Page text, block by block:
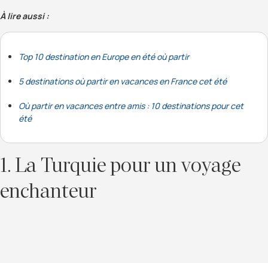
À lire aussi :
Top 10 destination en Europe en été où partir
5 destinations où partir en vacances en France cet été
Où partir en vacances entre amis : 10 destinations pour cet
été
1. La Turquie pour un voyage
enchanteur